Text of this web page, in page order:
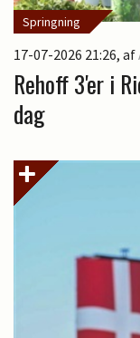
Springning
17-07-2026 21:26, af
Rehoff 3'er i
dag